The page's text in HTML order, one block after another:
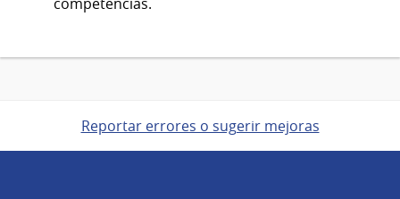
Reportar errores o sugerir mejoras